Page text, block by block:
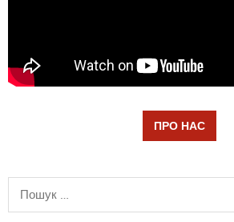
ПРО НАС